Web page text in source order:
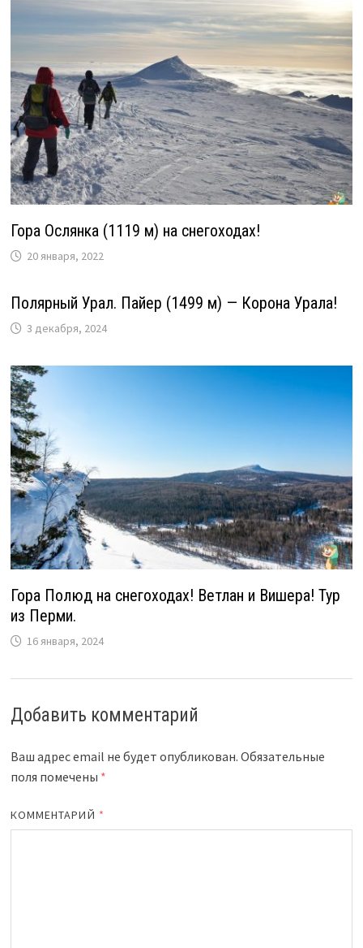
Гора Ослянка (1119 м) на снегоходах!
20 января, 2022
Полярный Урал. Пайер (1499 м) — Корона Урала!
3 декабря, 2024
Гора Полюд на снегоходах! Ветлан и Вишера! Тур
из Перми.
16 января, 2024
Добавить комментарий
Ваш адрес email не будет опубликован. Обязательные
поля помечены *
КОММЕНТАРИЙ *